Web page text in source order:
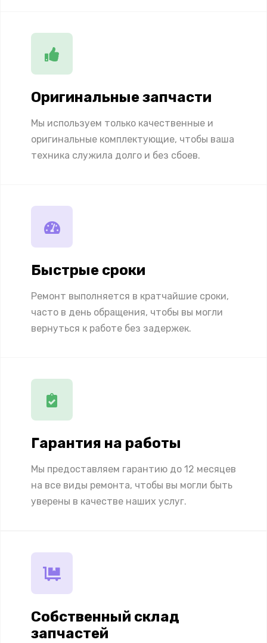
Оригинальные запчасти
Мы используем только качественные и
оригинальные комплектующие, чтобы ваша
техника служила долго и без сбоев.
Быстрые сроки
Ремонт выполняется в кратчайшие сроки,
часто в день обращения, чтобы вы могли
вернуться к работе без задержек.
Гарантия на работы
Мы предоставляем гарантию до 12 месяцев
на все виды ремонта, чтобы вы могли быть
уверены в качестве наших услуг.
Собственный склад
запчастей